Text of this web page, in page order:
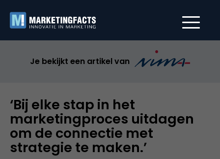
Je bekijkt een artikel van
‘Bij elke stap in het
marketingproces uitdagen
om de connectie met
strategie te maken.’